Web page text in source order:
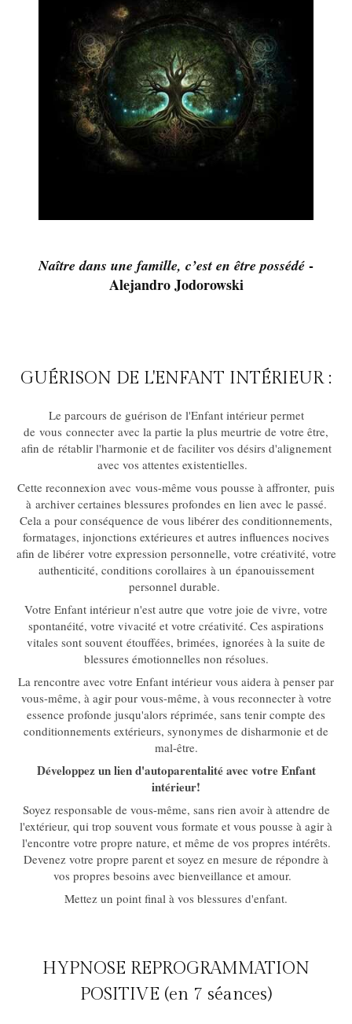
Naître dans une famille, c’est en être possédé -
Alejandro Jodorowski
GUÉRISON DE L'ENFANT INTÉRIEUR :
Le parcours de guérison de l'Enfant intérieur permet
de vous connecter avec la partie la plus meurtrie de votre être,
afin de rétablir l'harmonie et de faciliter vos désirs d'alignement
avec vos attentes existentielles.
Cette reconnexion avec vous-même vous pousse à affronter, puis
à archiver certaines blessures profondes en lien avec le passé.
Cela a pour conséquence de vous libérer des conditionnements,
formatages, injonctions extérieures et autres influences nocives
afin de libérer votre expression personnelle, votre créativité, votre
authenticité, conditions corollaires à un épanouissement
personnel durable.
Votre Enfant intérieur n'est autre que votre joie de vivre, votre
spontanéité, votre vivacité et votre créativité. Ces aspirations
vitales sont souvent étouffées, brimées, ignorées à la suite de
blessures émotionnelles non résolues.
La rencontre avec votre Enfant intérieur vous aidera à penser par
vous-même, à agir pour vous-même, à vous reconnecter à votre
essence profonde jusqu'alors réprimée, sans tenir compte des
conditionnements extérieurs, synonymes de disharmonie et de
mal-être.
Développez un lien d'autoparentalité avec votre Enfant
intérieur!
Soyez responsable de vous-même, sans rien avoir à attendre de
l'extérieur, qui trop souvent vous formate et vous pousse à agir à
l'encontre votre propre nature, et même de vos propres intérêts.
Devenez votre propre parent et soyez en mesure de répondre à
vos propres besoins avec bienveillance et amour.
Mettez un point final à vos blessures d'enfant.
HYPNOSE REPROGRAMMATION
POSITIVE (en 7 séances)